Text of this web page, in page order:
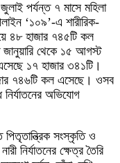
পর্যন্ত ৭ মাসে মহিলা
‘১০৯’-এ শারীরিক-
৪৮ হাজার ৭৪৫টি কল
থেকে ১৫ আগস্ট
১৭ হাজার ৩৪১টি।
৭৪৬টি কল এসেছে। ওসব
অভিযোগ
পিতৃতান্ত্রিক সংস্কৃতি ও
নির্যাতনের ক্ষেত্র তৈরি